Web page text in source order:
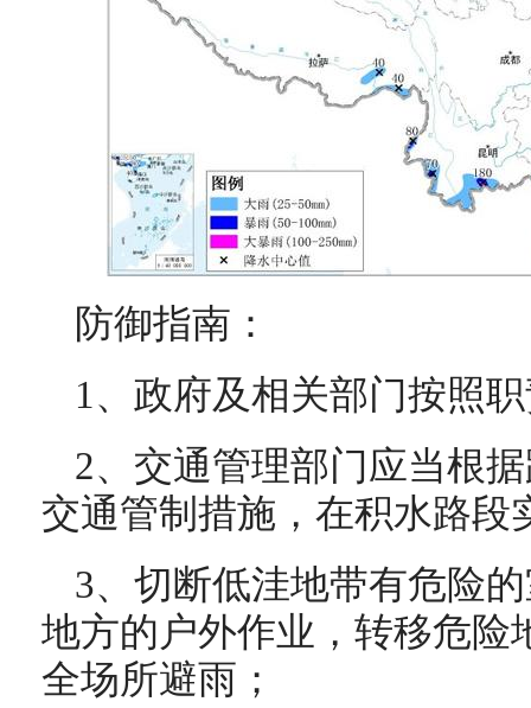
防御指南：
1、政府及相关部门按照
2、交通管理部门应当根
交通管制措施，在积水路段
3、切断低洼地带有危险
地方的户外作业，转移危险
全场所避雨；